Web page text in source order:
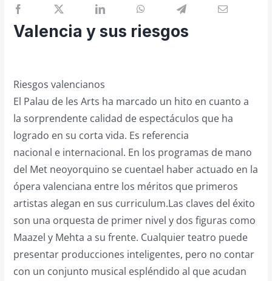
Recomendación
Cosas de Beckmesser
Valencia y sus riesgos
Riesgos valencianos
El Palau de les Arts ha marcado un hito en cuanto a
la sorprendente calidad de espectáculos que ha
logrado en su corta vida. Es referencia
nacional e internacional. En los programas de mano
del Met neoyorquino se cuentael haber actuado en la
ópera valenciana entre los méritos que primeros
artistas alegan en sus curriculum.Las claves del éxito
son una orquesta de primer nivel y dos figuras como
Maazel y Mehta a su frente. Cualquier teatro puede
presentar producciones inteligentes, pero no contar
con un conjunto musical espléndido al que acudan